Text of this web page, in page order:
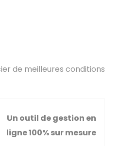
de meilleures conditions
Un outil de gestion en
ligne 100% sur mesure